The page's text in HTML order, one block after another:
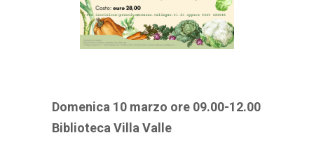
Domenica 10 marzo ore 09.00-12.00
Biblioteca Villa Valle